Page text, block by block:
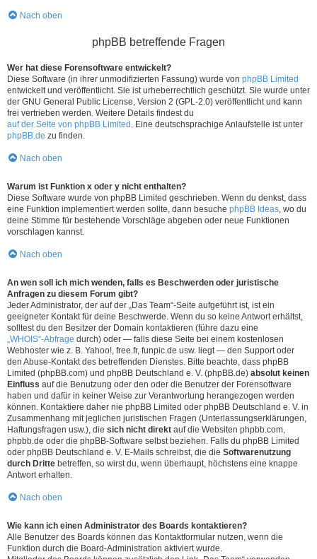
Nach oben
phpBB betreffende Fragen
Wer hat diese Forensoftware entwickelt?
Diese Software (in ihrer unmodifizierten Fassung) wurde von phpBB Limited
entwickelt und veröffentlicht. Sie ist urheberrechtlich geschützt. Sie wurde unter
der GNU General Public License, Version 2 (GPL-2.0) veröffentlicht und kann
frei vertrieben werden. Weitere Details findest du
auf der Seite von phpBB Limited . Eine deutschsprachige Anlaufstelle ist unter
phpBB.de zu finden.
Nach oben
Warum ist Funktion x oder y nicht enthalten?
Diese Software wurde von phpBB Limited geschrieben. Wenn du denkst, dass
eine Funktion implementiert werden sollte, dann besuche phpBB Ideas, wo du
deine Stimme für bestehende Vorschläge abgeben oder neue Funktionen
vorschlagen kannst.
Nach oben
An wen soll ich mich wenden, falls es Beschwerden oder juristische
Anfragen zu diesem Forum gibt?
Jeder Administrator, der auf der „Das Team“-Seite aufgeführt ist, ist ein
geeigneter Kontakt für deine Beschwerde. Wenn du so keine Antwort erhältst,
solltest du den Besitzer der Domain kontaktieren (führe dazu eine
„WHOIS“-Abfrage durch) oder — falls diese Seite bei einem kostenlosen
Webhoster wie z. B. Yahoo!, free.fr, funpic.de usw. liegt — den Support oder
den Abuse-Kontakt des betreffenden Dienstes. Bitte beachte, dass phpBB
Limited (phpBB.com) und phpBB Deutschland e. V. (phpBB.de) absolut keinen
Einfluss auf die Benutzung oder den oder die Benutzer der Forensoftware
haben und dafür in keiner Weise zur Verantwortung herangezogen werden
können. Kontaktiere daher nie phpBB Limited oder phpBB Deutschland e. V. in
Zusammenhang mit jeglichen juristischen Fragen (Unterlassungserklärungen,
Haftungsfragen usw.), die sich nicht direkt auf die Websiten phpbb.com,
phpbb.de oder die phpBB-Software selbst beziehen. Falls du phpBB Limited
oder phpBB Deutschland e. V. E-Mails schreibst, die die Softwarenutzung
durch Dritte betreffen, so wirst du, wenn überhaupt, höchstens eine knappe
Antwort erhalten.
Nach oben
Wie kann ich einen Administrator des Boards kontaktieren?
Alle Benutzer des Boards können das Kontaktformular nutzen, wenn die
Funktion durch die Board-Administration aktiviert wurde.